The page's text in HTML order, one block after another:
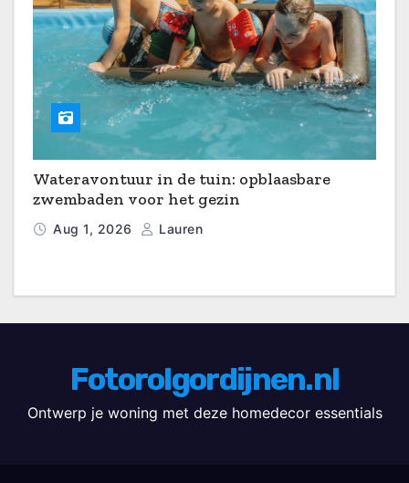
Wateravontuur in de tuin: opblaasbare
zwembaden voor het gezin
Aug 1, 2026 Lauren
Fotorolgordijnen.nl
Ontwerp je woning met deze homedecor essentials